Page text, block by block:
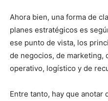
Ahora bien, una forma de
planes estratégicos es
ese punto de vista, los
de negocios, de marketing,
operativo, logístico y de
Entre tanto, hay que anotar